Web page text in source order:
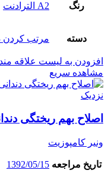
رنگ A2 الترادنت
دسته مرتب کردن
افزودن به لیست علاقه
مشاهده سریع
نزدیک
اصلاح بهم ریختگی
ونیر کامپوزیت
تاریخ مراجعه 1392/05/15